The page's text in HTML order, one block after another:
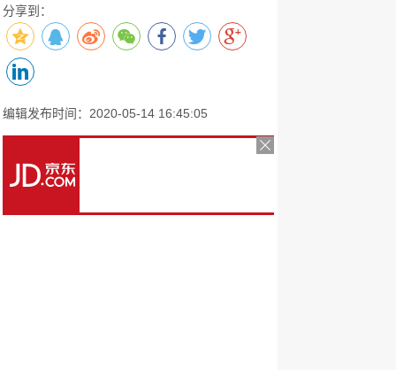
分享到：
编辑发布时间：2020-05-14 16:45:05